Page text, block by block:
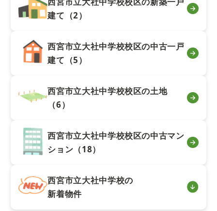
建て（2）
西宮市立大社中学校校区の中古一戸
建て（5）
西宮市立大社中学校校区の土地
（6）
西宮市立大社中学校校区の中古マン
ション（18）
西宮市立大社中学校の
新着物件